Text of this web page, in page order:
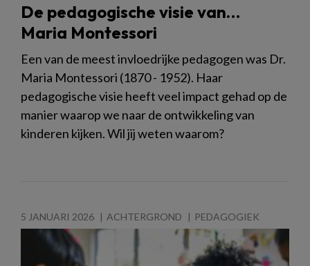
De pedagogische visie van…
Maria Montessori
Een van de meest invloedrijke pedagogen was Dr.
Maria Montessori (1870 - 1952). Haar
pedagogische visie heeft veel impact gehad op de
manier waarop we naar de ontwikkeling van
kinderen kijken. Wil jij weten waarom?
5 JANUARI 2026 ACHTERGROND PEDAGOGIEK